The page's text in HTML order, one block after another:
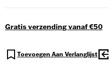
Gratis verzending vanaf €50
Toevoegen Aan Verlanglijst